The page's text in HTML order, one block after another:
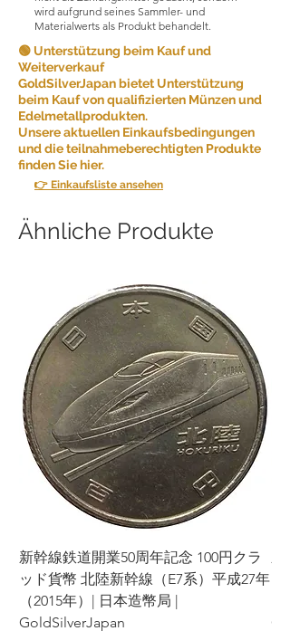
wird aufgrund seines Sammler- und
Materialwerts als Produkt behandelt.
🟢 Unterstützung beim Kauf und
Weiterverkauf
GoldSilverJapan bietet Unterstützung
beim Kauf von qualifizierten Münzen und
Edelmetallprodukten.
Unsere aktuellen Einkaufsbedingungen
und die teilnahmeberechtigten Produkte
finden Sie hier.
👉 Einkaufsliste ansehen
Ähnliche Produkte
新幹線鉄道開業50周年記念 100円クラ
ッド貨幣 北陸新幹線（E7系）平成27年
（2015年）| 日本造幣局 |
GoldSilverJapan